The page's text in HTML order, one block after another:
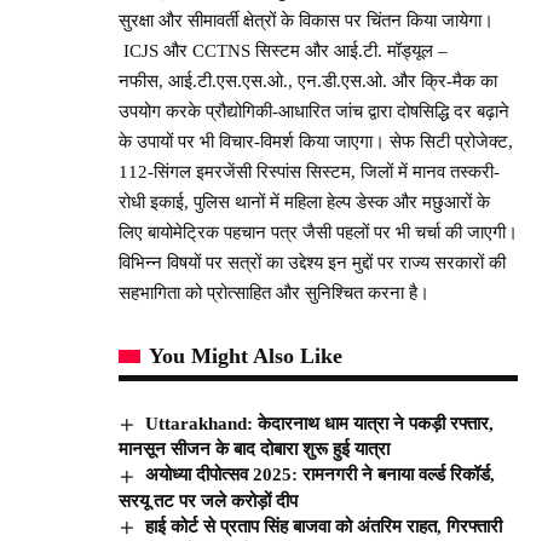
सुरक्षा और सीमावर्ती क्षेत्रों के विकास पर चिंतन किया जायेगा।
ICJS और CCTNS सिस्टम और आई.टी. मॉड्यूल –
नफीस, आई.टी.एस.एस.ओ., एन.डी.एस.ओ. और क्रि-मैक का
उपयोग करके प्रौद्योगिकी-आधारित जांच द्वारा दोषसिद्धि दर बढ़ाने
के उपायों पर भी विचार-विमर्श किया जाएगा। सेफ सिटी प्रोजेक्ट,
112-सिंगल इमरजेंसी रिस्पांस सिस्टम, जिलों में मानव तस्करी-
रोधी इकाई, पुलिस थानों में महिला हेल्प डेस्क और मछुआरों के
लिए बायोमेट्रिक पहचान पत्र जैसी पहलों पर भी चर्चा की जाएगी।
विभिन्न विषयों पर सत्रों का उद्देश्य इन मुद्दों पर राज्य सरकारों की
सहभागिता को प्रोत्साहित और सुनिश्चित करना है।
You Might Also Like
Uttarakhand: केदारनाथ धाम यात्रा ने पकड़ी रफ्तार,
मानसून सीजन के बाद दोबारा शुरू हुई यात्रा
अयोध्या दीपोत्सव 2025: रामनगरी ने बनाया वर्ल्ड रिकॉर्ड,
सरयू तट पर जले करोड़ों दीप
हाई कोर्ट से प्रताप सिंह बाजवा को अंतरिम राहत, गिरफ्तारी